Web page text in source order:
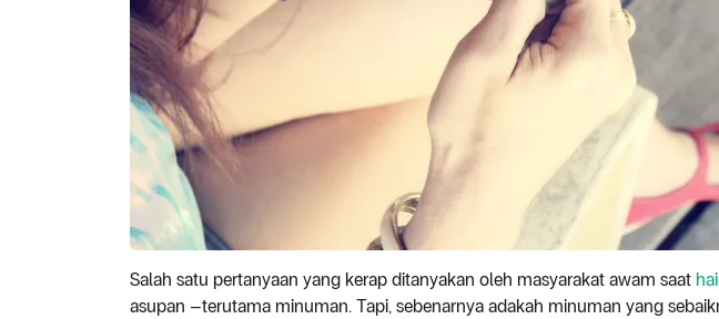
Salah satu pertanyaan yang kerap ditanyakan oleh masyarakat awam saat
asupan –terutama minuman. Tapi, sebenarnya adakah minuman yang